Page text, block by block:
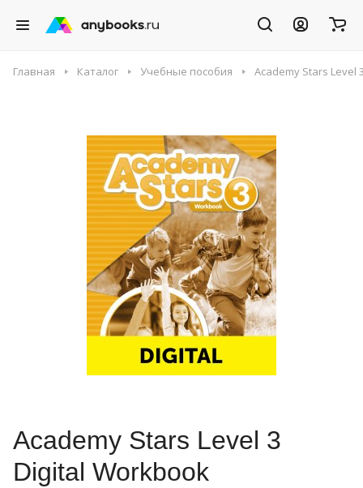
Главная Каталог Учебные пособия Academy Stars Level
Academy Stars Level 3
Digital Workbook